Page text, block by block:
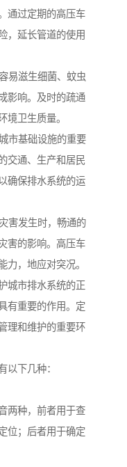
通过定期的高压车
，延长管道的使用
易滋生细菌、蚊虫
影响。及时的疏通
境卫生质量。
市基础设施的重要
交通、生产和居民
确保排水系统的运
害发生时，畅通的
害的影响。高压车
力，地应对突况。
城市排水系统的正
有重要的作用。定
理和维护的重要环
以下几种：
两种，前者用于查
位；后者用于确定